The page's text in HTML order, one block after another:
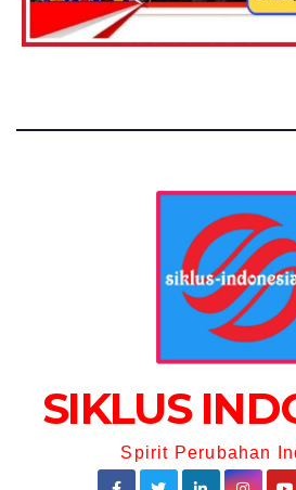
SIKLUS
Spirit Perubahan